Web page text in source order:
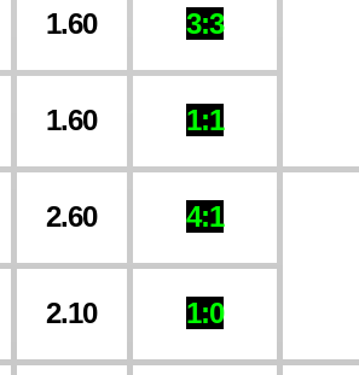
1.60 3:3
1.60 1:1
2.60 4:1
2.10 1:0